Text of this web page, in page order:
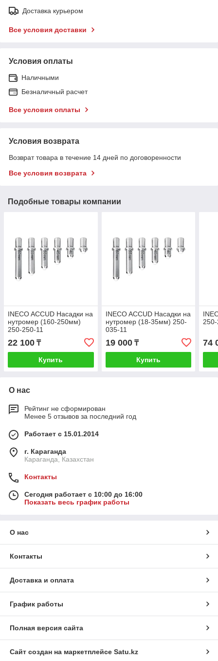
Доставка курьером
Все условия доставки
Условия оплаты
Наличными
Безналичный расчет
Все условия оплаты
Условия возврата
Возврат товара в течение 14 дней по договоренности
Все условия возврата
Подобные товары компании
INECO ACCUD Насадки на
нутромер (160-250мм)
250-250-11
22 100 ₸
Купить
INECO ACCUD Насадки на
нутромер (18-35мм) 250-
035-11
19 000₸
Купить
74
О нас
Рейтинг не сформирован
Менее 5 отзывов за последний год
Работает с 15.01.2014
г. Караганда
Караганда, Казахстан
Контакты
Сегодня работает с 10:00 до 16:00
Показать весь график работы
О нас
Контакты
Доставка и оплата
График работы
Полная версия сайта
Сайт создан на маркетплейсе Satu.kz